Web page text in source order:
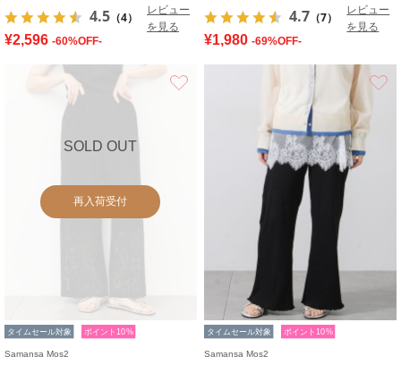
4.5 （4）
レビュー
を見る
¥2,596 -60%OFF-
4.7 （7）
レビュー
を見る
¥1,980 -69%OFF-
SOLD OUT
再入荷受付
タイムセール対象 ポイント10%
Samansa Mos2
タイムセール対象 ポイント10%
Samansa Mos2